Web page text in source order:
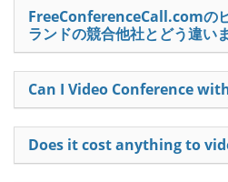
FreeConferenceCall.comの
ランドの競合他社とどう違い
Can I Video Conference
Does it cost anything to